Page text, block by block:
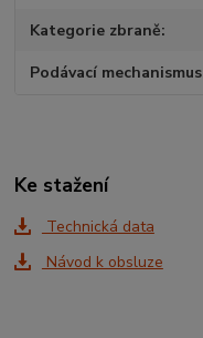
Kategorie zbraně
Podávací mechanismus
Ke stažení
Technická data
Návod k obsluze